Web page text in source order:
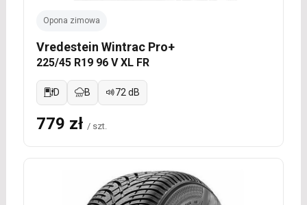
Opona zimowa
Vredestein Wintrac Pro+
225/45 R19 96 V XL FR
D B 72 dB
779 zł / szt.